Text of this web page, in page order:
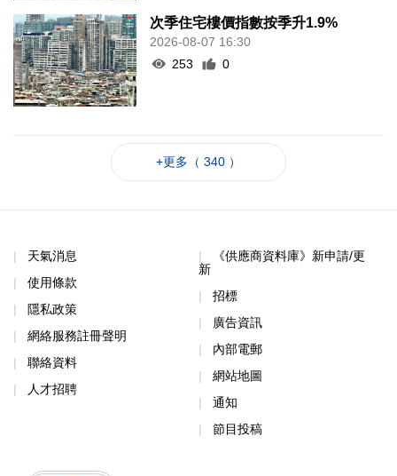
次季住宅樓價指數按季升1.9%
2026-08-07 16:30
253
0
+更多（ 340 ）
天氣消息
使用條款
隱私政策
網絡服務註冊聲明
聯絡資料
人才招聘
《供應商資料庫》新申請/更
新
招標
廣告資訊
內部電郵
網站地圖
通知
節目投稿